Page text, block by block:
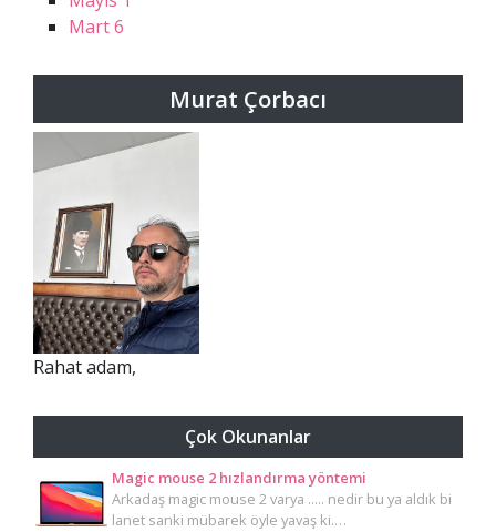
Mart6
Murat Çorbacı
Rahat adam,
Çok Okunanlar
Magic mouse 2 hızlandırma yöntemi
Arkadaş magic mouse 2 varya ..... nedir bu ya aldık bi
lanet sanki mübarek öyle yavaş ki.…